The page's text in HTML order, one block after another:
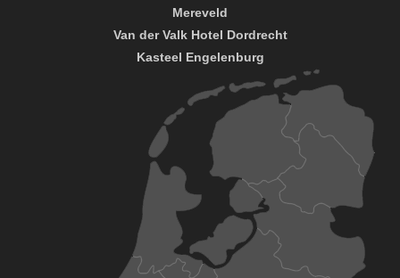
Mereveld
Van der Valk Hotel Dordrecht
Kasteel Engelenburg